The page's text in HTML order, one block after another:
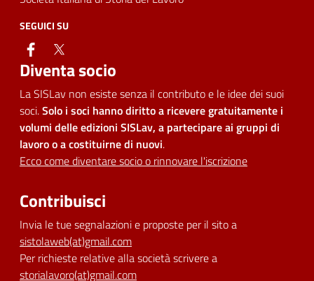
SEGUICI SU
facebook
Diventa socio
La SISLav non esiste senza il contributo e le idee dei suoi
soci.Solo i soci hanno diritto a ricevere gratuitamente i
volumi delle edizioni SISLav, a partecipare ai gruppi di
lavoro o a costituirne di nuovi.
Ecco come diventare socio o rinnovare l'iscrizione
Contribuisci
Invia le tue segnalazioni e proposte per il sito a
sistolaweb(at)gmail.com
Per richieste relative alla società scrivere a
storialavoro(at)gmail.com